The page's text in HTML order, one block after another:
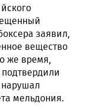
заявил,
вещество
же время,
мельдония.